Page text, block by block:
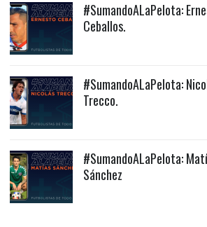
#SumandoALaPelota:
Ceballos.
#SumandoALaPelota:
Trecco.
#SumandoALaPelota:
Sánchez